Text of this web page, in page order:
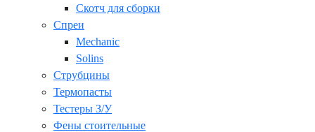
Скотч для сборки
Спреи
Mechanic
Solins
Струбцины
Термопасты
Тестеры З/У
Фены стоительные